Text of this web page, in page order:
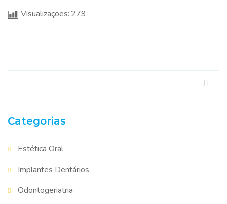
Visualizações: 279
Categorias
Estética Oral
Implantes Dentários
Odontogeriatria